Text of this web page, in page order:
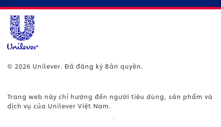
© 2026 Unilever. Đã đăng ký Bản quyền.
Trang web này chỉ hướng đến người tiêu dùng, sản phẩm và
dịch vụ của Unilever Việt Nam.
Trang web này không hướng đến người tiêu dùng bên ngoài